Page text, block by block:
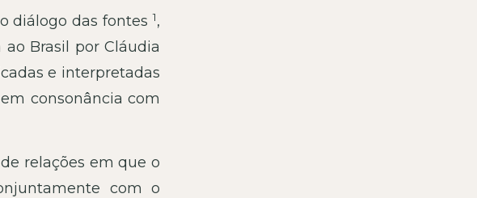
diálogo das fontes 1,
Brasil por Cláudia
e interpretadas
consonância com
relações em que o
com o